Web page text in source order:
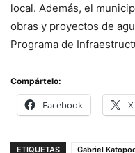
local. Además, el
obras y proyectos de
Programa de
Compártelo:
Facebook X
ETIQUETAS Gabriel